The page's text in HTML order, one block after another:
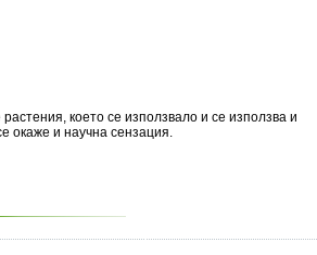
което се използвало и се използва и
окаже и научна сензация.